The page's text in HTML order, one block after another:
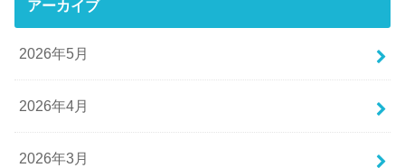
アーカイブ
2026年5月
2026年4月
2026年3月